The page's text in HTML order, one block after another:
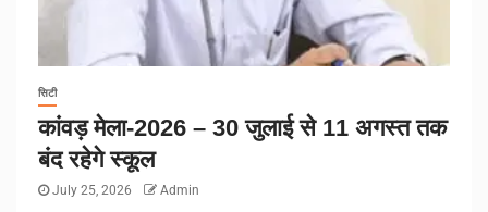
सिटी
कांवड़ मेला-2026 – 30 जुलाई से 11 अगस्त तक
बंद रहेगे स्कूल
July 25, 2026 Admin